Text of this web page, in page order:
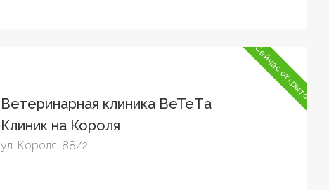
Сейчас открыто
Ветеринарная клиника ВеТеTа
Клиник на Короля
ул. Короля, 88/2